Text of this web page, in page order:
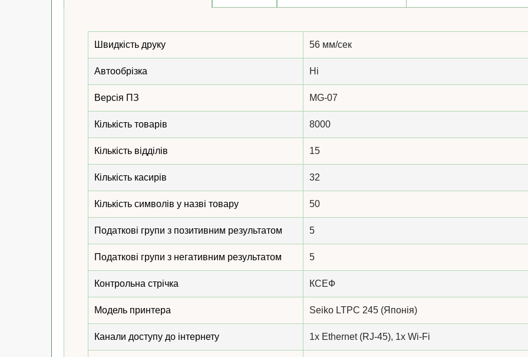
Швидкість друку 56 мм/сек
Автообрізка Ні
Версія ПЗ MG-07
Кількість товарів 8000
Кількість відділів 15
Кількість касирів 32
Кількість символів у назві товару 50
Податкові групи з позитивним результатом 5
Податкові групи з негативним результатом 5
Контрольна стрічка КСЕФ
Модель принтера Seiko LTPC 245 (Японія)
Канали доступу до інтернету 1x Ethernet (RJ-45), 1x Wi-Fi